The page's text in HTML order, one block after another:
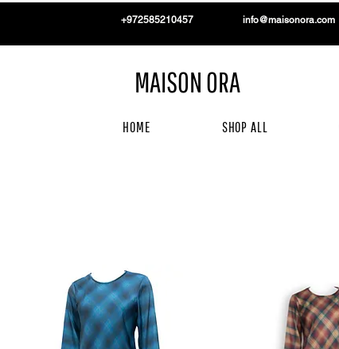
+972585210457 info@maisonora.com
MAISON ORA
HOME SHOP ALL